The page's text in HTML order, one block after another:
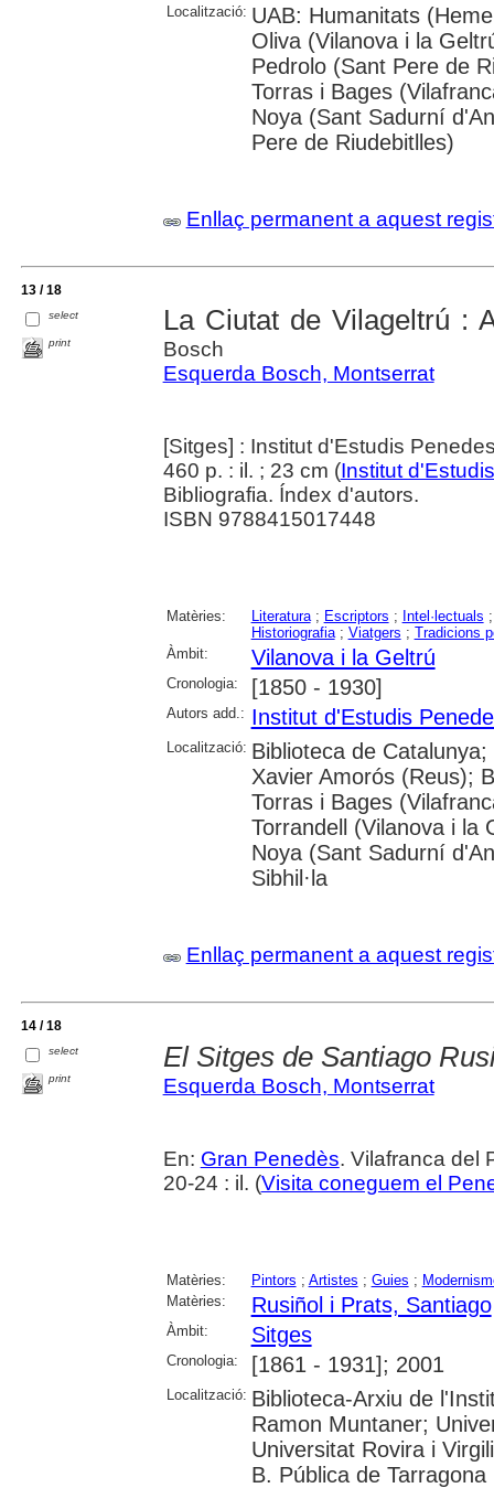
Localització: UAB: Humanitats
Oliva (Vilanova i la
Pedrolo (Sant Pere de
Torras i Bages
Noya (Sant Sadurní
Pere de Riudebitlles)
Enllaç permanent a aquest
13 / 18
select
print
La Ciutat de Vilageltrú :
Bosch
Esquerda Bosch, Montserrat
[Sitges] : Institut d'Estudis
460 p. : il. ; 23 cm (Institut
Bibliografia. Índex d'autors.
ISBN 9788415017448
Matèries: Literatura; Escriptors ; Intel·lectuals
Historiografia; Viatgers ; Tradicions
Àmbit:
Vilanova i la Geltrú
Cronologia: [1850 - 1930]
Autors add.: Institut d'Estudis
Localització: Biblioteca de
Xavier Amorós (Reus);
Torras i Bages
Torrandell (Vilanova i la
Noya (Sant Sadurní
Sibhil·la
Enllaç permanent a aquest
14 / 18
select
print
El Sitges de Santiago
Esquerda Bosch, Montserrat
En: Gran Penedès. Vilafranca del
20-24 : il. (Visita coneguem el
Matèries: Pintors ; Artistes ; Guies ;
Matèries:
Rusiñol i Prats, Santiago
Àmbit: Sitges
Cronologia: [1861 - 1931]; 2001
Localització: Biblioteca-Arxiu de
Ramon Muntaner;
Universitat Rovira i
B. Pública de Tarragona